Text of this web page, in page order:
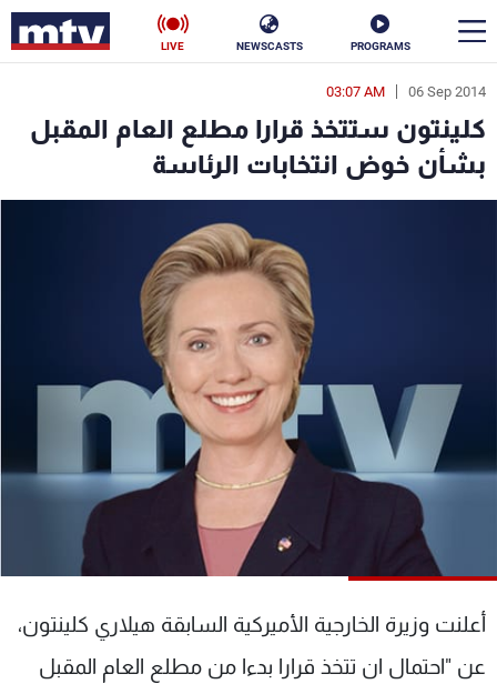
PROGRAMS
NEWSCASTS
LIVE
06 Sep 2014
03:07 AM
كلينتون ستتخذ قرارا مطلع العام المقبل
بشأن خوض انتخابات الرئاسة
أعلنت وزيرة الخارجية الأميركية السابقة هيلاري كلينتون،
عن "احتمال ان تتخذ قرارا بدءا من مطلع العام المقبل
en
الأخبار
سياسة ناس
فن
البرامج
جدول البرامج
شاهد البرامج
الترددات
عن MTV
لاعلاناتكم
وظائف
شروط الإسـتخدام